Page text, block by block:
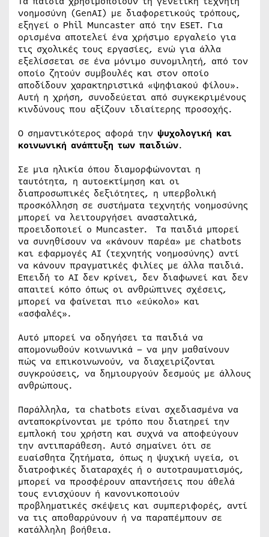
νοημοσύνη (GenAI) με διαφορετικούς τρόπους,
εξηγεί ο Phil Muncaster από την ESET. Για
ορισμένα αποτελεί ένα χρήσιμο εργαλείο για
τις σχολικές τους εργασίες, ενώ για άλλα
εξελίσσεται σε ένα μόνιμο συνομιλητή, από τον
οποίο ζητούν συμβουλές και στον οποίο
αποδίδουν χαρακτηριστικά «ψηφιακού φίλου».
Αυτή η χρήση, συνοδεύεται από συγκεκριμένους
κινδύνους που αξίζουν ιδιαίτερης προσοχής.
Ο σημαντικότερος αφορά την ψυχολογική και
κοινωνική ανάπτυξη των παιδιών.
Σε μια ηλικία όπου διαμορφώνονται η
ταυτότητα, η αυτοεκτίμηση και οι
διαπροσωπικές δεξιότητες, η υπερβολική
προσκόλληση σε συστήματα τεχνητής νοημοσύνης
μπορεί να λειτουργήσει ανασταλτικά,
προειδοποιεί ο Muncaster. Τα παιδιά μπορεί
να συνηθίσουν να «κάνουν παρέα» με chatbots
και εφαρμογές AI (τεχνητής νοημοσύνης) αντί
να κάνουν πραγματικές φιλίες με άλλα παιδιά.
Επειδή το AI δεν κρίνει, δεν διαφωνεί και δεν
απαιτεί κόπο όπως οι ανθρώπινες σχέσεις,
μπορεί να φαίνεται πιο «εύκολο» και
«ασφαλές».
Αυτό μπορεί να οδηγήσει τα παιδιά να
απομονωθούν κοινωνικά – να μην μαθαίνουν
πώς να επικοινωνούν, να διαχειρίζονται
συγκρούσεις, να δημιουργούν δεσμούς με άλλους
ανθρώπους.
Παράλληλα, τα chatbots είναι σχεδιασμένα να
ανταποκρίνονται με τρόπο που διατηρεί την
εμπλοκή του χρήστη και συχνά να αποφεύγουν
την αντιπαράθεση. Αυτό σημαίνει ότι σε
ευαίσθητα ζητήματα, όπως η ψυχική υγεία, οι
διατροφικές διαταραχές ή ο αυτοτραυματισμός,
μπορεί να προσφέρουν απαντήσεις που άθελά
τους ενισχύουν ή κανονικοποιούν
προβληματικές σκέψεις και συμπεριφορές, αντί
να τις αποθαρρύνουν ή να παραπέμπουν σε
κατάλληλη βοήθεια.